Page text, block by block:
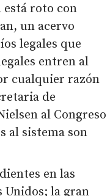
roto con
un acervo
legales que
entren al
cualquier razón
de
al Congreso
al sistema son
en las
Unidos; la gran